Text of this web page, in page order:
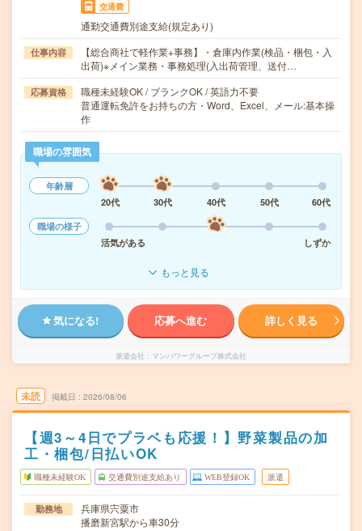
交通費
通勤交通費別途支給(規定あり)
仕事内容
【総合商社で軽作業+事務】・倉庫内作業(検品・梱包・入
出荷)※メイン業務・事務処理(入出荷管理、送付…
応募資格
職種未経験OK / ブランクOK / 英語力不要
普通運転免許をお持ちの方・Word、Excel、メール:基本操
作
職場の雰囲気
年齢層
20代
30代 40代 50代
60代
職場の様子
活気がある
しずか
もっと見る
気になる! 応募へ進む 詳しく見る
派遣会社 マンパワーグループ株式会社
未読 掲載日 2026/08/06
【週3～4日でプラベも応援！】野菜製品の加
工・梱包/日払いOK
職種未経験OK 交通費別途支給あり WEB登録OK 派遣
勤務地
兵庫県宍粟市
播磨新宮駅から車30分